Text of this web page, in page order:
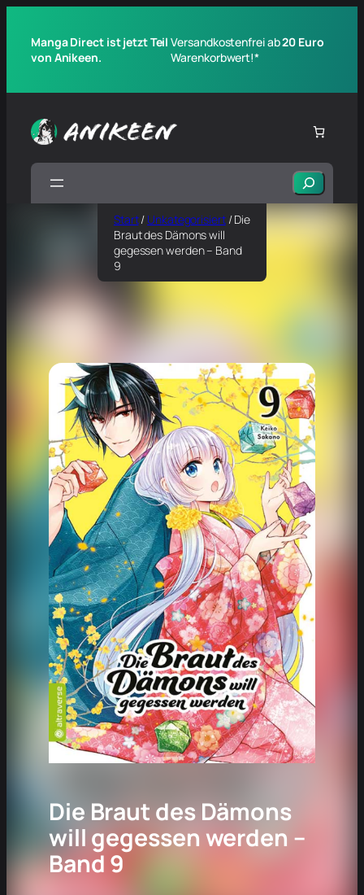
Manga Direct ist jetzt Teil
von Anikeen.
Versandkostenfrei ab20 Euro
Warenkorbwert!*
Suchen
Start/ Unkategorisiert/ Die
Braut des Dämons will
gegessen werden – Band
9
Die Braut des Dämons
will gegessen werden –
Band 9